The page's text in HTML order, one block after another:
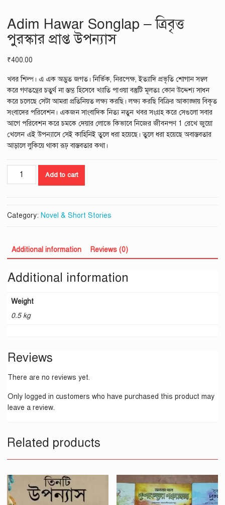
Adim Hawar Songlap – ত্রিবৃত্ত
পুরস্কার প্রাপ্ত উপন্যাস
₹400.00
খবর শিল্প। এ এক অদ্ভুত জগত। নির্ভিক, নিরপেক্ষ, ইত্যাদি প্রভৃতি শোগান সম্বল
করে গণতন্ত্রের চতুর্থ না স্তম্ভ হিসেবে খ্যাতি পাওয়া বস্তুটি মূলতঃ কোন উদ্দেশ্য সাধন
করে চলেছে সেটা আমরা প্রতিনিয়ত লক্ষ্য করছি। লক্ষ্য করছি বিক্রির আকাঙ্ক্ষায় বিকৃত
সংবাদের পরিবেশন। একজন সাংবাদিক নিত্য নতুন খবর সংগ্রহ করে সেগুলো সবার
আগে পরিবেশন করে চমকে দেয়ার লোভে কিভাবে নিজের জীবনপণ 1 রেখে জুয়ো
খেলেন এই উপন্যাসে সেই কাহিনিই তুলে ধরা হয়েছে। তুলে ধরা হয়েছে অবাস্তবতার
আড়ালে লুকিয়ে থাকা রূঢ় বাস্তবতার কথা।
Adim
-
ত্রিবৃত্ত
পুরস্কার
উপন্যাস
quantity
Add to cart
Category: Novel & Short Stories
Additional information Reviews (0)
Additional information
Weight
0.5 kg
Reviews
There are no reviews yet.
Only logged in customers who have purchased this product may
leave a review.
Related products